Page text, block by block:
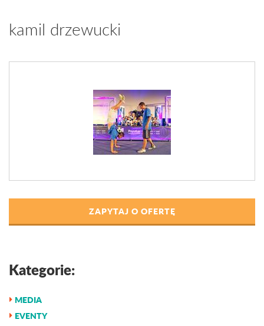
kamil drzewucki
ZAPYTAJ O OFERTĘ
Kategorie:
MEDIA
EVENTY